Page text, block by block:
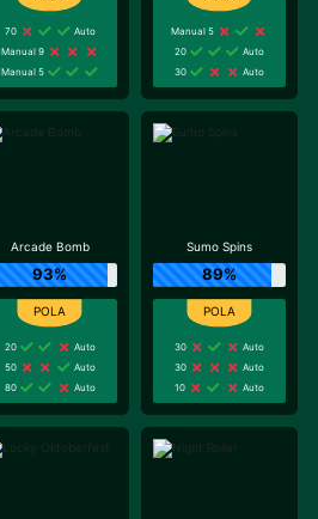
70
Auto
Manual 9
Manual 5
Manual 5
20
Auto
30
Auto
Arcade Bomb
93%
20
Auto
50
Auto
80
Auto
Sumo Spins
89%
30
Auto
30
Auto
10
Auto